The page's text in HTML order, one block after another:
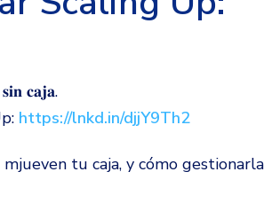
𝐜𝐚𝐣𝐚.
https://lnkd.in/djjY9Th2
tu caja, y cómo gestionarla